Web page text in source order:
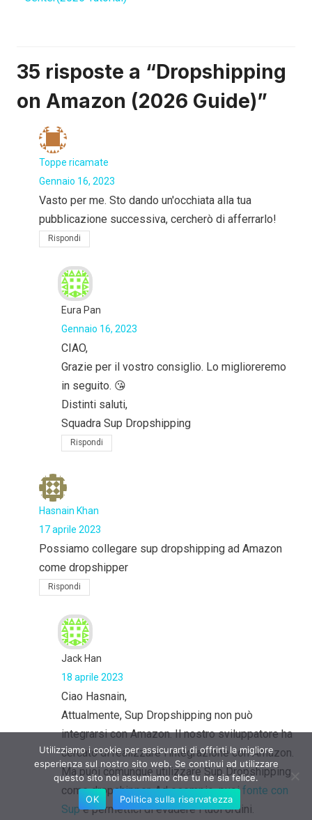
35 risposte a “Dropshipping
on Amazon (2026 Guide)”
Toppe ricamate
Gennaio 16, 2023
Vasto per me. Sto dando un'occhiata alla tua
pubblicazione successiva, cercherò di afferrarlo!
Rispondi
Eura Pan
Gennaio 16, 2023
CIAO,
Grazie per il vostro consiglio. Lo miglioreremo
in seguito. 😘
Distinti saluti,
Squadra Sup Dropshipping
Rispondi
Hasnain Khan
17 aprile 2023
Possiamo collegare sup dropshipping ad Amazon
come dropshipper
Rispondi
Jack Han
18 aprile 2023
Ciao Hasnain,
Attualmente, Sup Dropshipping non può
integrarsi con Amazon. Il nostro sviluppatore ha
cercato di realizzare l'integrazione con Amazon.
Ma puoi comunque utilizzare Sup Dropshipping
come dropshipper. Ad esempio, puoifonte con
Supe permettici di evadere i tuoi ordini.
Utilizziamo i cookie per assicurarti di offrirti la migliore
esperienza sul nostro sito web. Se continui ad utilizzare
questo sito noi assumiamo che tu ne sia felice.
OK
Politica sulla riservatezza